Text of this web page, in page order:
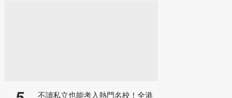
不讀私立也能考入熱門名校！全港